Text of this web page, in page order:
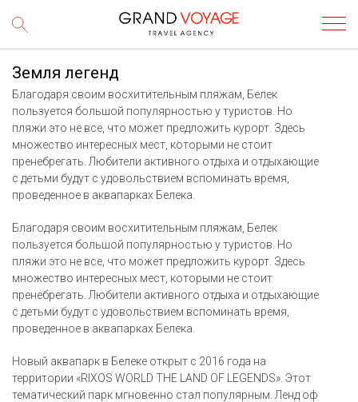
Земля легенд
Благодаря своим восхитительным пляжам, Белек
пользуется большой популярностью у туристов. Но
пляжи это не все, что может предложить курорт. Здесь
множество интересных мест, которыми не стоит
пренебрегать. Любители активного отдыха и отдыхающие
с детьми будут с удовольствием вспоминать время,
проведенное в аквапарках Белека.
Благодаря своим восхитительным пляжам, Белек
пользуется большой популярностью у туристов. Но
пляжи это не все, что может предложить курорт. Здесь
множество интересных мест, которыми не стоит
пренебрегать. Любители активного отдыха и отдыхающие
с детьми будут с удовольствием вспоминать время,
проведенное в аквапарках Белека.
Новый аквапарк в Белеке открыт с 2016 года на
территории «RIXOS WORLD THE LAND OF LEGENDS». Этот
тематический парк мгновенно стал популярным. Ленд оф